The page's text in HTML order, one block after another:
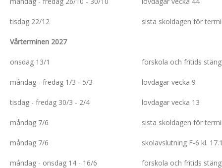
tisdag 22/12 sista skoldagen för
Vårterminen 2027
onsdag 13/1 förskola och fritids
måndag - fredag 1/3 - 5/3 lovdagar vecka 9
tisdag - fredag 30/3 - 2/4 lovdagar vecka 13
måndag 7/6 sista skoldagen för
måndag 7/6 skolavslutning F-6 kl.
måndag - onsdag 14 - 16/6 förskola och fritids